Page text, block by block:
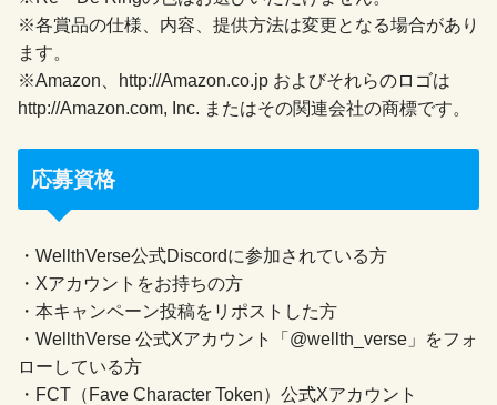
※各賞品の仕様、内容、提供方法は変更となる場合があり
ます。
※Amazon、http://Amazon.co.jp およびそれらのロゴは
http://Amazon.com, Inc. またはその関連会社の商標です。
応募資格
・WellthVerse公式Discordに参加されている方
・Xアカウントをお持ちの方
・本キャンペーン投稿をリポストした方
・WellthVerse 公式Xアカウント「@wellth_verse」をフォ
ローしている方
・FCT（Fave Character Token）公式Xアカウント